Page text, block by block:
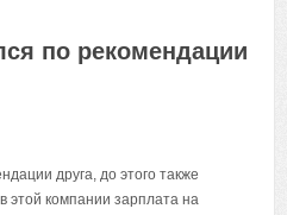
по рекомендации
друга, до этого также
этой компании зарплата на